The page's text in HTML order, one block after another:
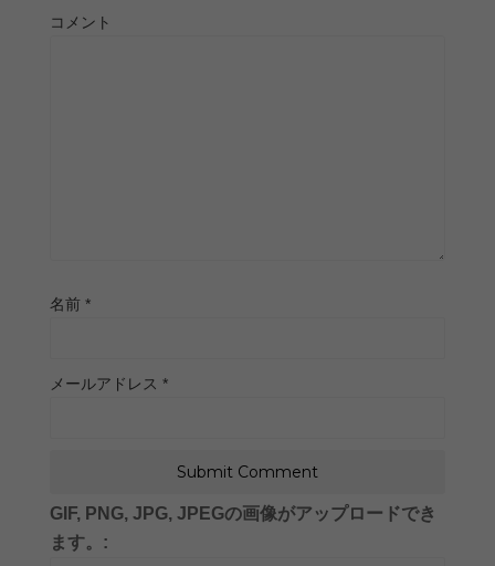
コメント
名前 *
メールアドレス *
GIF, PNG, JPG, JPEGの画像がアップロードでき
ます。: